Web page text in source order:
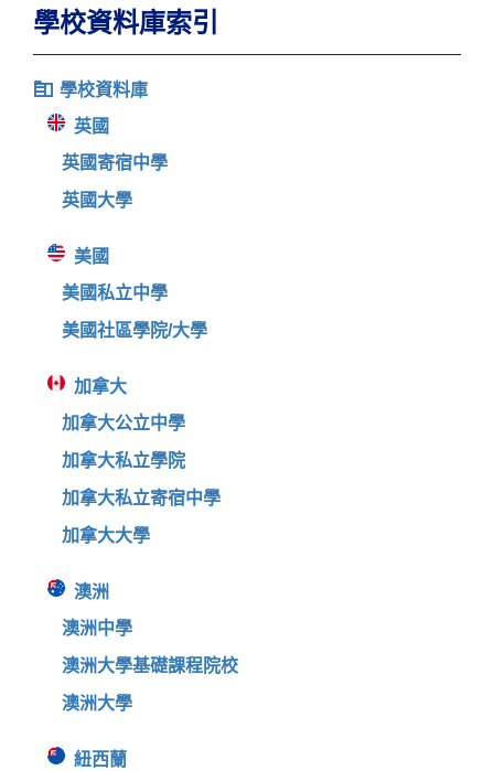
學校資料庫索引
學校資料庫
英國
英國寄宿中學
英國大學
美國
美國私立中學
美國社區學院/大學
加拿大
加拿大公立中學
加拿大私立學院
加拿大私立寄宿中學
加拿大大學
澳洲
澳洲中學
澳洲大學基礎課程院校
澳洲大學
紐西蘭